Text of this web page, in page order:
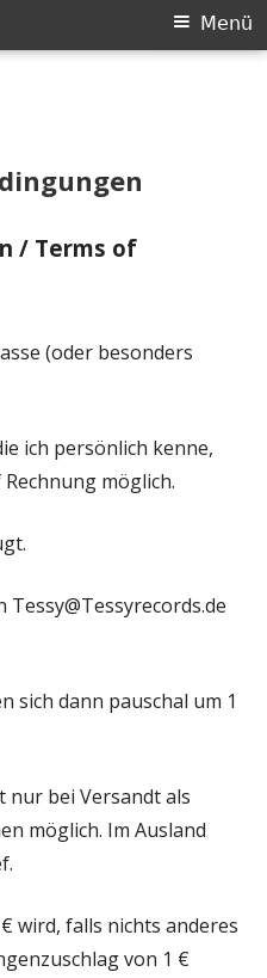
Menü
/ Terms of
(oder besonders
ich persönlich kenne,
möglich.
sich dann pauschal um 1
nur bei Versandt als
möglich. Im Ausland
wird, falls nichts anderes
von 1 €